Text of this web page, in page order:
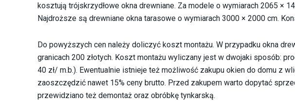
kosztują trójskrzydłowe okna drewniane. Za modele o wymiarach 2065 ×
Najdroższe są drewniane okna tarasowe o wymiarach 3000 × 2000 cm.
Do powyższych cen należy doliczyć koszt montażu. W przypadku okna
granicach 200 złotych. Koszt montażu wyliczany jest w dwojaki sposób:
40 zł/ m.b.). Ewentualnie istnieje też możliwość zakupu okien do domu z
zaoszczędzić nawet 15% ceny brutto. Przed zakupem warto dopytać
przewidziano też demontaż oraz obróbkę tynkarską.